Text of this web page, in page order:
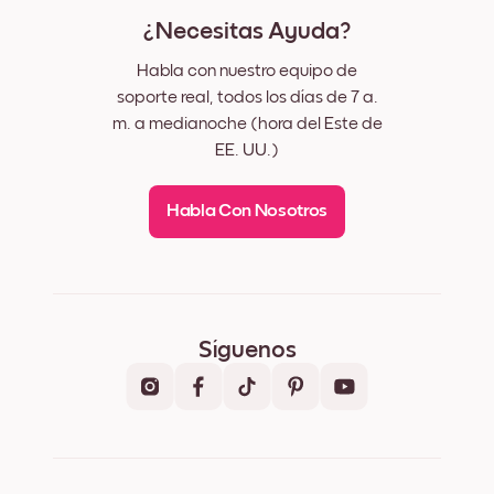
¿Necesitas Ayuda?
Habla con nuestro equipo de
soporte real, todos los días de 7 a.
m. a medianoche (hora del Este de
EE. UU.)
Habla Con Nosotros
Síguenos